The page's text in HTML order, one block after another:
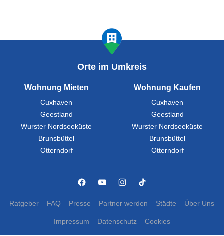
Orte im Umkreis
Wohnung Mieten
Cuxhaven
Geestland
Wurster Nordseeküste
Brunsbüttel
Otterndorf
Wohnung Kaufen
Cuxhaven
Geestland
Wurster Nordseeküste
Brunsbüttel
Otterndorf
Ratgeber FAQ Presse Partner werden Städte Über Uns
Impressum Datenschutz Cookies